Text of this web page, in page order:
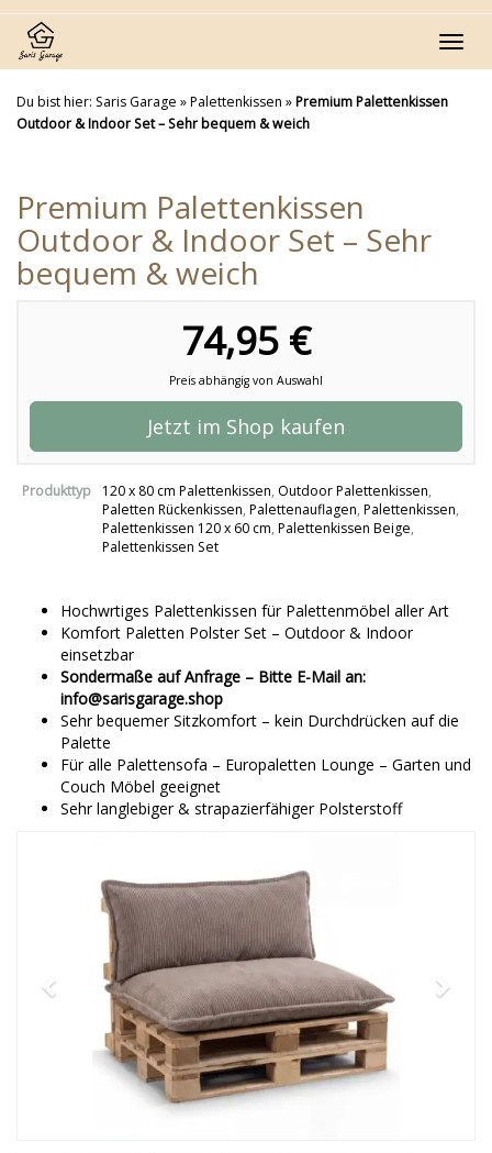
Skip
main
content
Du bist hier: Saris Garage »Palettenkissen »Premium Palettenkissen
Outdoor & Indoor Set – Sehr bequem & weich
Premium Palettenkissen
Outdoor & Indoor Set – Sehr
bequem & weich
74,95 €
Preis abhängig von Auswahl
Jetzt im Shop kaufen
Produkttyp 120 x 80 cm Palettenkissen, Outdoor Palettenkissen,
Paletten Rückenkissen, Palettenauflagen, Palettenkissen,
Palettenkissen 120 x 60 cm, Palettenkissen Beige,
Palettenkissen Set
Hochwrtiges Palettenkissen für Palettenmöbel aller Art
Komfort Paletten Polster Set – Outdoor & Indoor
einsetzbar
Sondermaße auf Anfrage – Bitte E-Mail an:
info@sarisgarage.shop
Sehr bequemer Sitzkomfort – kein Durchdrücken auf die
Palette
Für alle Palettensofa – Europaletten Lounge – Garten und
Couch Möbel geeignet
Sehr langlebiger & strapazierfähiger Polsterstoff